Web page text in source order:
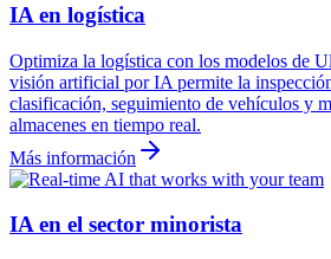
IA en logística
Optimiza la logística con los modelos de
visión artificial por IA permite la
clasificación, seguimiento de vehículos y
almacenes en tiempo real.
Más información
IA en el sector minorista